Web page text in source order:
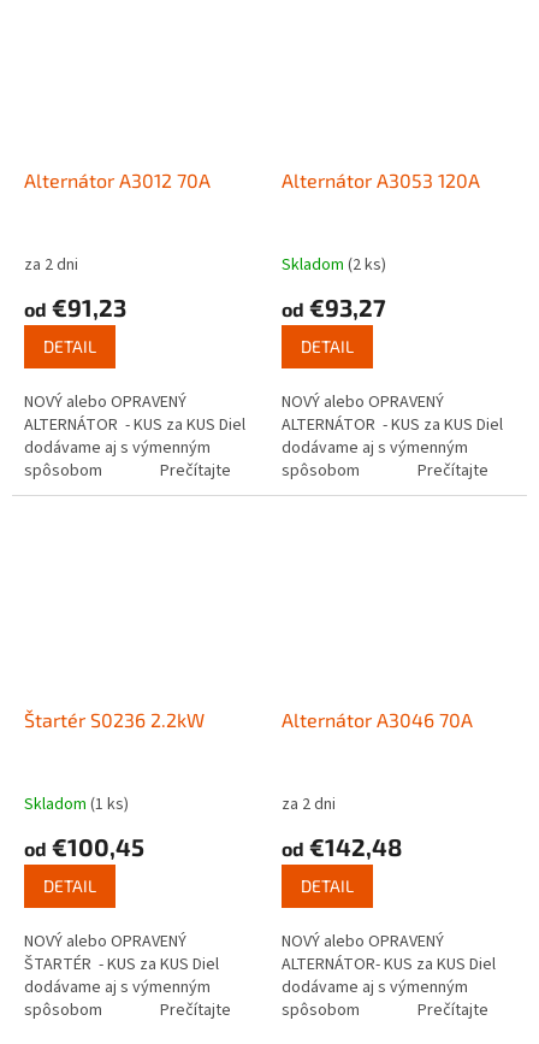
Alternátor A3012 70A
za 2 dni
od €91,23
DETAIL
NOVÝ alebo OPRAVENÝ
ALTERNÁTOR - KUS za KUS Diel
dodávame aj s výmenným
spôsobom Prečítajte
si ako...
Alternátor A3053 120A
Skladom (2 ks)
od €93,27
DETAIL
NOVÝ alebo OPRAVENÝ
ALTERNÁTOR - KUS za KUS Diel
dodávame aj s výmenným
spôsobom Prečítajte
si ako...
Štartér S0236 2.2kW
Skladom (1 ks)
od €100,45
DETAIL
NOVÝ alebo OPRAVENÝ
ŠTARTÉR - KUS za KUS Diel
dodávame aj s výmenným
spôsobom Prečítajte
Alternátor A3046 70A
za 2 dni
od €142,48
DETAIL
NOVÝ alebo OPRAVENÝ
ALTERNÁTOR- KUS za KUS Diel
dodávame aj s výmenným
spôsobom Prečítajte